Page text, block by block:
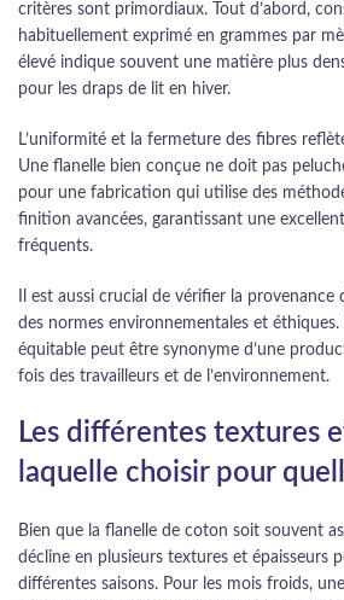
critères sont primordiaux. Tout d’abord,
habituellement exprimé en grammes par
élevé indique souvent une matière plus
pour les draps de lit en hiver.
L’uniformité et la fermeture des fibres
Une flanelle bien conçue ne doit pas
pour une fabrication qui utilise des
finition avancées, garantissant une
fréquents.
Il est aussi crucial de vérifier la
des normes environnementales et
équitable peut être synonyme d’une
fois des travailleurs et de l’environnement.
Les différentes textures
laquelle choisir pour
Bien que la flanelle de coton soit souvent
décline en plusieurs textures et épaisseurs
différentes saisons. Pour les mois froids,